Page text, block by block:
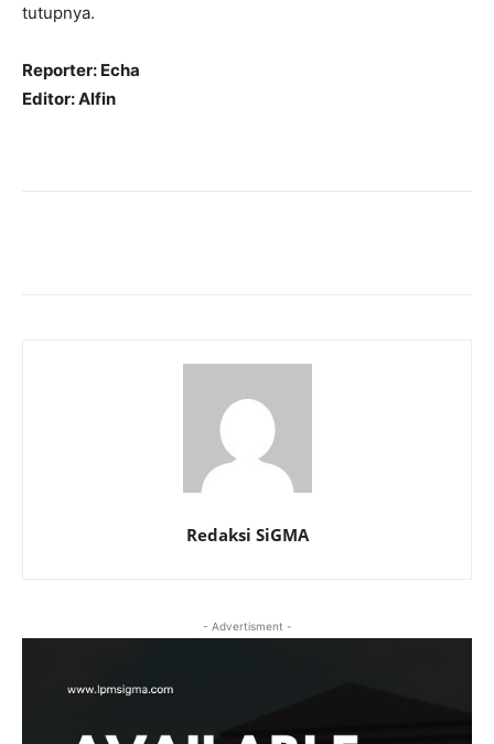
tutupnya.
Reporter: Echa
Editor: Alfin
Redaksi SiGMA
- Advertisment -